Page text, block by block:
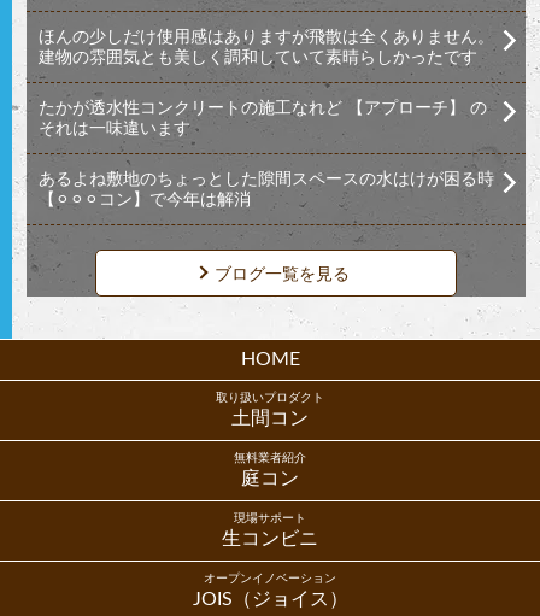
ほんの少しだけ使用感はありますが飛散は全くありません。
建物の雰囲気とも美しく調和していて素晴らしかったです
たかが透水性コンクリートの施工なれど 【アプローチ】 の
それは一味違います
あるよね敷地のちょっとした隙間スペースの水はけが困る時
【⚪︎⚪︎⚪︎コン】で今年は解消
ブログ一覧を見る
HOME
取り扱いプロダクト
土間コン
無料業者紹介
庭コン
現場サポート
生コンビニ
オープンイノベーション
JOIS（ジョイス）